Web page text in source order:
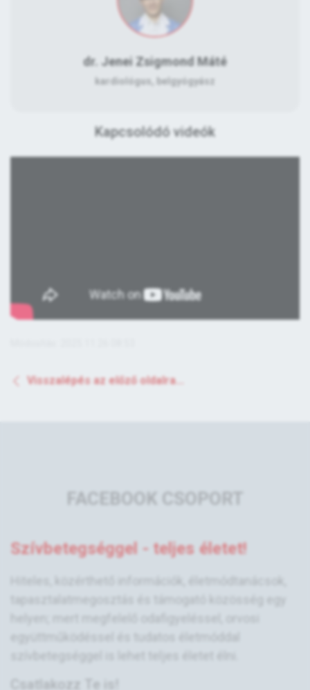
dr. Jenei Zsigmond Máté
kardiológus, belgyógyász
Kapcsolódó videók
Visszalépés az előző oldalra...
FACEBOOK CSOPORT
Szívbetegséggel - teljes életet!
Csatlakozz Te is!